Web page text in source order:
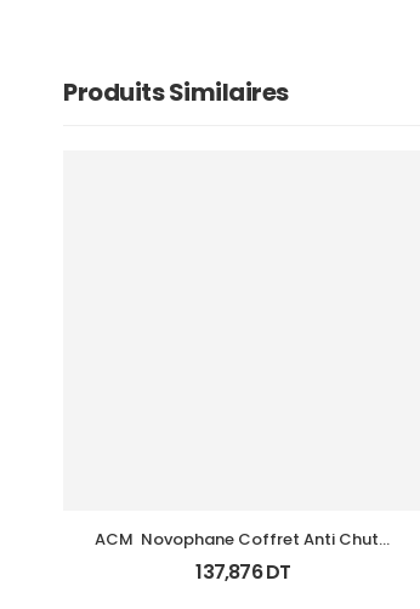
Produits Similaires
ACM  Novophane Coffret Anti Chute
(Lotion+Shp+Cp)
137,876DT